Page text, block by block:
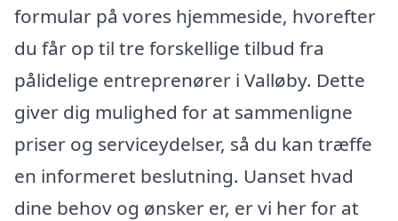
formular på vores hjemmeside, hvorefter
du får op til tre forskellige tilbud fra
pålidelige entreprenører i Valløby. Dette
giver dig mulighed for at sammenligne
priser og serviceydelser, så du kan træffe
en informeret beslutning. Uanset hvad
dine behov og ønsker er, er vi her for at